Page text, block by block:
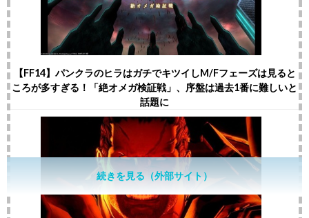
【FF14】パンクラのヒラはガチでキツイしM/Fフェーズは見ると
ころが多すぎる！「絶オメガ検証戦」、序盤は過去1番に難しいと
話題に
続きを見る（外部サイト）